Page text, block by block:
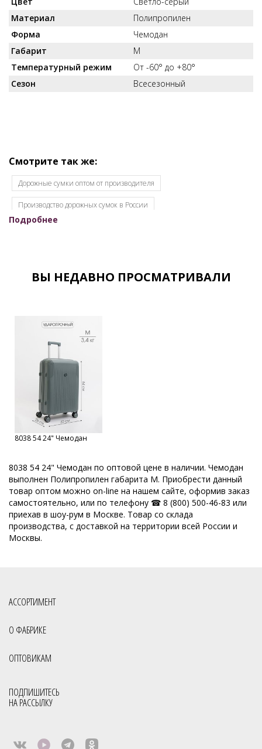
Материал
Полипропилен
Форма
Чемодан
Габарит
M
Температурный режим
От -60° до +80°
Сезон
Всесезонный
Смотрите так же:
Дорожные сумки оптом от производителя
Производство дорожных сумок в России
Спортивные сумки оптом
Подробнее
ВЫ НЕДАВНО ПРОСМАТРИВАЛИ
8038 54 24" Чемодан
8038 54 24" Чемодан по оптовой цене в наличии. Чемодан
выполнен Полипропилен габарита M. Приобрести данный
товар оптом можно on-line на нашем сайте, оформив заказ
самостоятельно, или по телефону ☎ 8 (800) 500-46-83 или
приехав в шоу-рум в Москве. Товар со склада
производства, с доставкой на территории всей России и
Москвы.
АССОРТИМЕНТ
О ФАБРИКЕ
ОПТОВИКАМ
ПОДПИШИТЕСЬ
НА РАССЫЛКУ